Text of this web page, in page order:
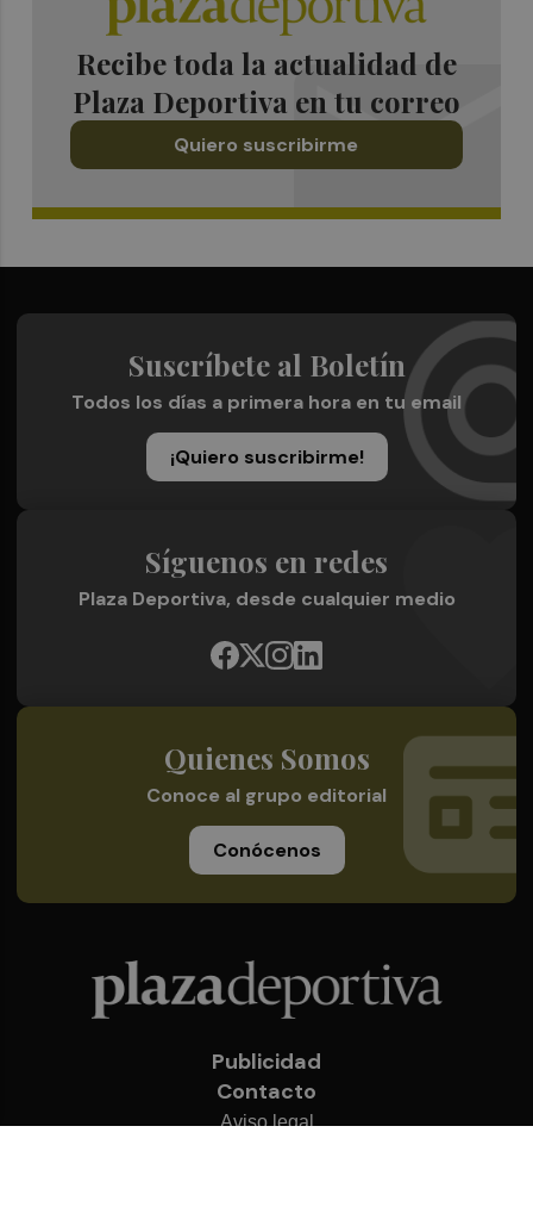
Recibe toda la actualidad de
Plaza Deportiva en tu correo
Quiero suscribirme
Suscríbete al Boletín
Todos los días a primera hora en tu email
¡Quiero suscribirme!
Síguenos en redes
Plaza Deportiva, desde cualquier medio
Quienes Somos
Conoce al grupo editorial
Conócenos
Publicidad
Contacto
Aviso legal